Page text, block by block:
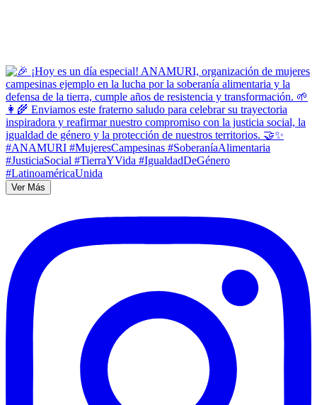
Ver Más